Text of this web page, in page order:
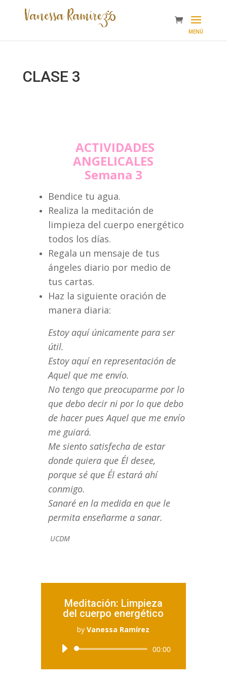
CLASE 3
ACTIVIDADES
ANGELICALES
Semana 3
Bendice tu agua.
Realiza la meditación de
limpieza del cuerpo energético
todos los días.
Regala un mensaje de tus
ángeles diario por medio de
tus cartas.
Haz la siguiente oración de
manera diaria:
Estoy aquí únicamente para ser
útil.
Estoy aquí en representación de
Aquel que me envío.
No tengo que preocuparme por lo
que debo decir ni por lo que debo
de hacer pues Aquel que me envío
me guiará.
Me siento satisfecha de estar
donde quiera que Él desee,
porque sé que Él estará ahí
conmigo.
Sanaré en la medida en que le
permita enseñarme a sanar.
UCDM
Meditación: Limpieza
del cuerpo energético
byVanessa Ramírez
Reproductor
audio
00:00